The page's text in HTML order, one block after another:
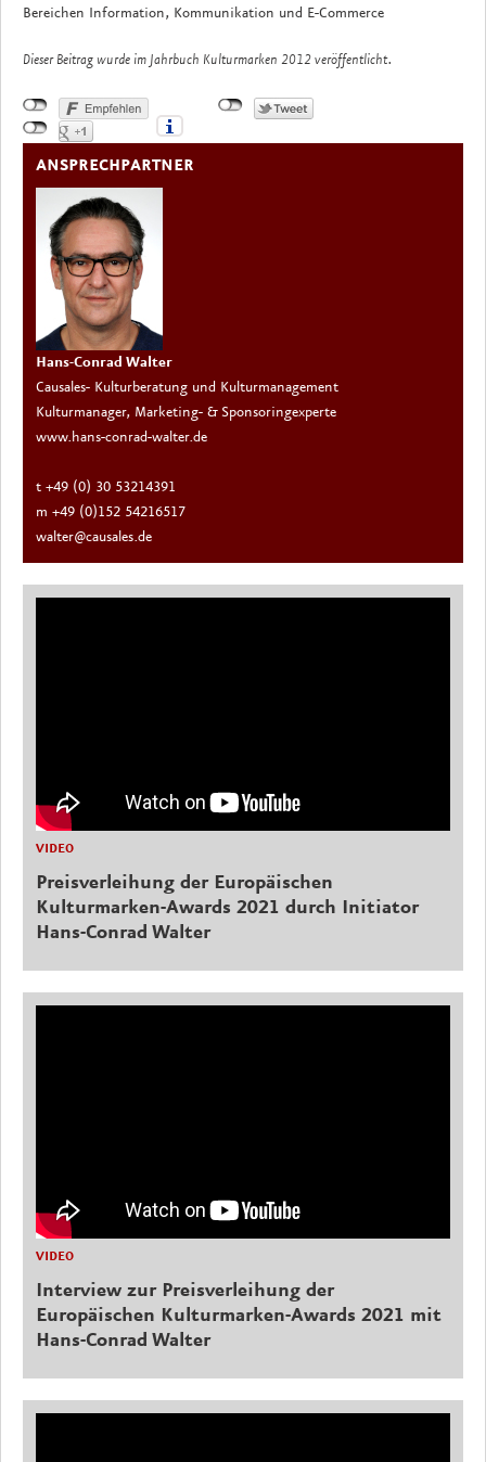
Bereichen Information, Kommunikation und E-Commerce
Dieser Beitrag wurde im Jahrbuch Kulturmarken 2012 veröffentlicht.
ANSPRECHPARTNER
Hans-Conrad Walter
Causales- Kulturberatung und Kulturmanagement
Kulturmanager, Marketing- & Sponsoringexperte
www.hans-conrad-walter.de
t +49 (0) 30 53214391
m +49 (0)152 54216517
walter@causales.de
VIDEO
Preisverleihung der Europäischen
Kulturmarken-Awards 2021 durch Initiator
Hans-Conrad Walter
VIDEO
Interview zur Preisverleihung der
Europäischen Kulturmarken-Awards 2021 mit
Hans-Conrad Walter